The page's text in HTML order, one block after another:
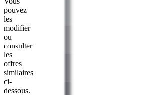
pouvez
les
modifier
ou
consulter
les
offres
similaires
ci-
dessous.